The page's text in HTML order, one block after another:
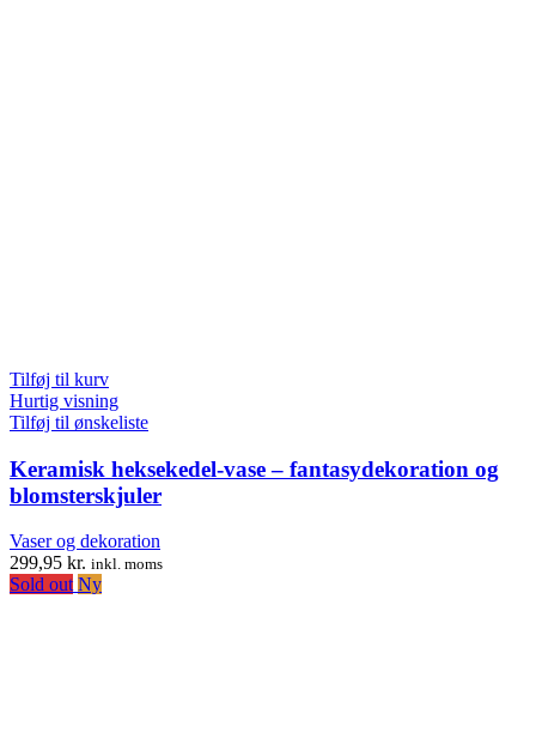
Tilføj til kurv
Hurtig visning
Tilføj til ønskeliste
Keramisk heksekedel-vase – fantasydekoration og
blomsterskjuler
Vaser og dekoration
299,95 kr. inkl. moms
Sold out Ny